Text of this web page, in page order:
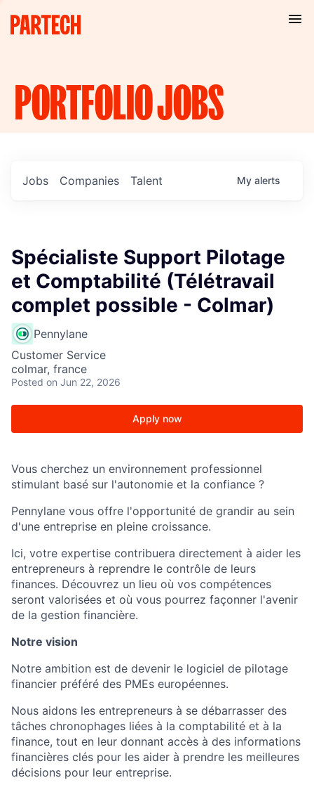
PORTFOLIOJOBS
Jobs Companies Talent My alerts
Spécialiste Support Pilotage
et Comptabilité (Télétravail
complet possible - Colmar)
Pennylane
Customer Service
colmar, france
Posted on Jun 22, 2026
Apply now
Vous cherchez un environnement professionnel
stimulant basé sur l'autonomie et la confiance ?
Pennylane vous offre l'opportunité de grandir au sein
d'une entreprise en pleine croissance.
Ici, votre expertise contribuera directement à aider les
entrepreneurs à reprendre le contrôle de leurs
finances. Découvrez un lieu où vos compétences
seront valorisées et où vous pourrez façonner l'avenir
de la gestion financière.
Notre vision
Notre ambition est de devenir le logiciel de pilotage
financier préféré des PMEs européennes.
Nous aidons les entrepreneurs à se débarrasser des
tâches chronophages liées à la comptabilité et à la
finance, tout en leur donnant accès à des informations
financières clés pour les aider à prendre les meilleures
décisions pour leur entreprise.